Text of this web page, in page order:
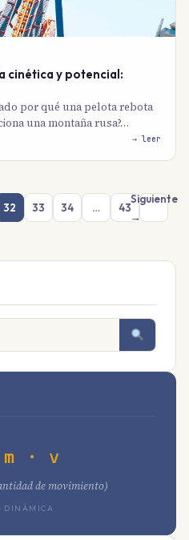
cinética y potencial:
por qué una pelota rebota
una montaña rusa?…
→ leer
32 33 34 … 43
Siguiente
→
· v
de movimiento)
DINÁMICA